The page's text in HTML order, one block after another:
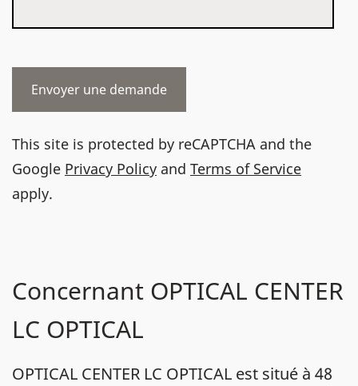
This site is protected by reCAPTCHA and the
Google Privacy Policy and Terms of Service
apply.
Concernant OPTICAL CENTER
LC OPTICAL
OPTICAL CENTER LC OPTICAL est situé à 48